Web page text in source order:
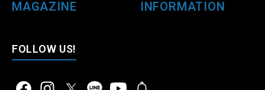
MAGAZINE INFORMATION
FOLLOW US!